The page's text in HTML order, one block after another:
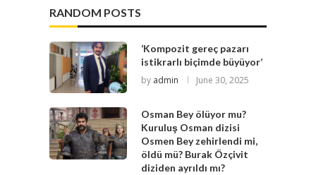
RANDOM POSTS
‘Kompozit gereç pazarı
istikrarlı biçimde büyüyor’
by admin June 30, 2025
Osman Bey ölüyor mu?
Kuruluş Osman dizisi
Osmen Bey zehirlendi mi,
öldü mü? Burak Özçivit
diziden ayrıldı mı?